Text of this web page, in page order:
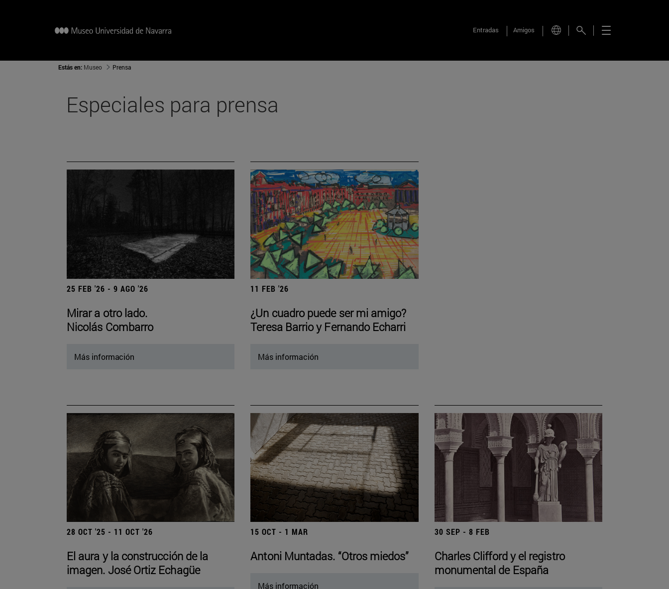
Entradas Amigos
Estás en: Museo Prensa
Especiales para prensa
25 FEB '26 - 9 AGO '26
Mirar a otro lado.
Nicolás Combarro
Más información
11 FEB '26
¿Un cuadro puede ser mi amigo?
Teresa Barrio y Fernando Echarri
Más información
28 OCT '25 - 11 OCT '26
El aura y la construcción de la
imagen. José Ortiz Echagüe
15 OCT - 1 MAR
Antoni Muntadas. “Otros miedos”
Más información
30 SEP - 8 FEB
Charles Clifford y el registro
monumental de España